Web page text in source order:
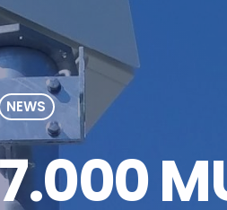
NEWS